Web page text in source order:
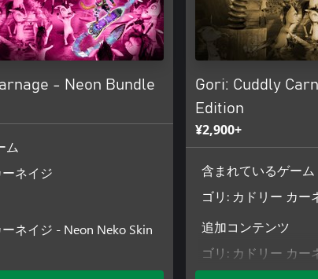
- Neon Bundle
ム
ネイジ
ネイジ - Neon Neko Skin
Gori: Cuddly
Edition
¥2,900+
含まれているゲーム
ゴリ: カドリー カー
追加コンテンツ
ゴリ: カドリー カー
Pack